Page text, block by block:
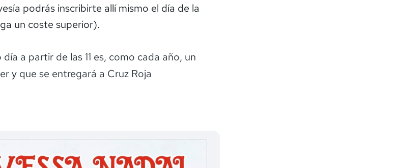
podrás inscribirte allí mismo el día de la
un coste superior).
a partir de las 11 es, como cada año, un
y que se entregará a Cruz Roja